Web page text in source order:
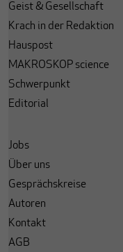
Geist & Gesellschaft
Krach in der Redaktion
Hauspost
MAKROSKOP science
Schwerpunkt
Editorial
Jobs
Über uns
Gesprächskreise
Autoren
Kontakt
AGB